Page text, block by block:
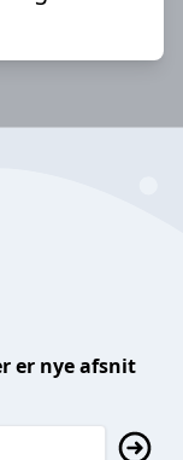
er nye afsnit